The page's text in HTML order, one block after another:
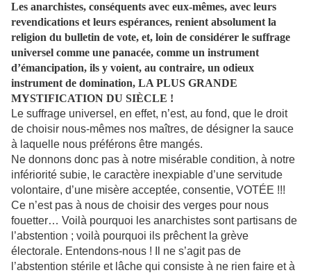
Les anarchistes, conséquents avec eux-mêmes, avec leurs
revendications et leurs espérances, renient absolument la
religion du bulletin de vote, et, loin de considérer le suffrage
universel comme une panacée, comme un instrument
d’émancipation, ils y voient, au contraire, un odieux
instrument de domination, LA PLUS GRANDE
MYSTIFICATION DU SIÈCLE !
Le suffrage universel, en effet, n’est, au fond, que le droit
de choisir nous-mêmes nos maîtres, de désigner la sauce
à laquelle nous préférons être mangés.
Ne donnons donc pas à notre misérable condition, à notre
infériorité subie, le caractère inexpiable d’une servitude
volontaire, d’une misère acceptée, consentie, VOTÉE !!!
Ce n’est pas à nous de choisir des verges pour nous
fouetter… Voilà pourquoi les anarchistes sont partisans de
l’abstention ; voilà pourquoi ils prêchent la grève
électorale. Entendons-nous ! Il ne s’agit pas de
l’abstention stérile et lâche qui consiste à ne rien faire et à